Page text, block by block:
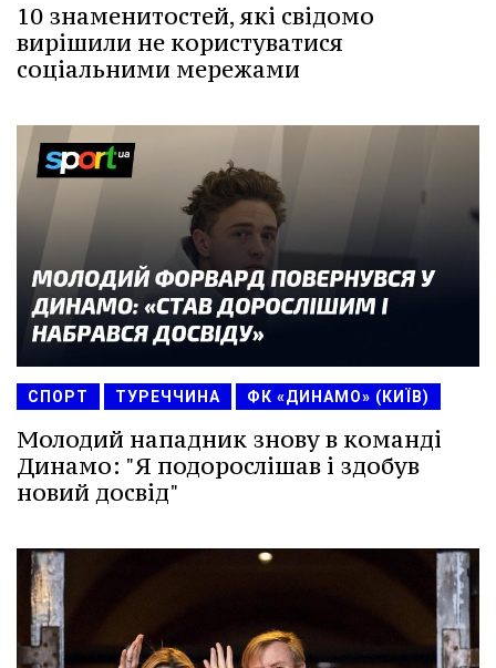
10 знаменитостей, які свідомо
вирішили не користуватися
соціальними мережами
СПОРТ ТУРЕЧЧИНА ФК «ДИНАМО» (КИЇВ)
Молодий нападник знову в команді
Динамо: "Я подорослішав і здобув
новий досвід"